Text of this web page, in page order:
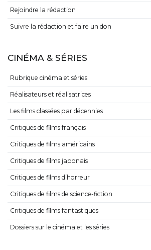
Rejoindre la rédaction
Suivre la rédaction et faire un don
CINÉMA & SÉRIES
Rubrique cinéma et séries
Réalisateurs et réalisatrices
Les films classées par décennies
Critiques de films français
Critiques de films américains
Critiques de films japonais
Critiques de films d’horreur
Critiques de films de science-fiction
Critiques de films fantastiques
Dossiers sur le cinéma et les séries